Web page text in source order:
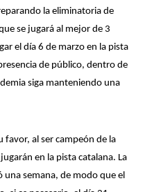
la eliminatoria de
se jugará al mejor de 3
el día 6 de marzo en la pista
de público, dentro de
siga manteniendo una
favor, al ser campeón de la
en la pista catalana. La
una semana, de modo que el